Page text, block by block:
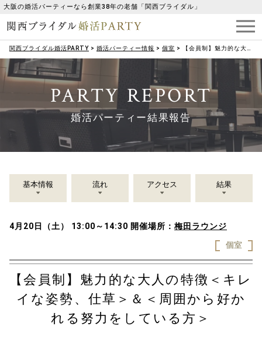
大阪の婚活パーティーなら創業38年の老舗「関西ブライダル」
関西ブライダル婚活PARTY > 婚活パーティー情報 > 個室 > 【会員制】魅力的な大人の特徴＜キレイな姿勢、仕草＞＆＜周囲から好かれる努力をしている方＞
PARTY REPORT
婚活パーティー結果報告
基本情報 流れ アクセス 結果
4月20日（土） 13:00～14:30 開催場所： 梅田ラウンジ
個室
【会員制】魅力的な大人の特徴＜キレ
イな姿勢、仕草＞＆＜周囲から好か
れる努力をしている方＞